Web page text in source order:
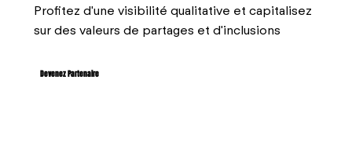
Profitez d'une visibilité qualitative et capitalisez
sur des valeurs de partages et d'inclusions
Devenez Partenaire